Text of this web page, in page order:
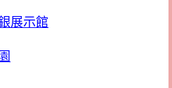
展示館